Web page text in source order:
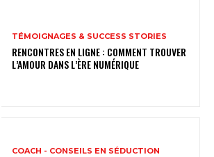
TÉMOIGNAGES & SUCCESS STORIES
RENCONTRES EN LIGNE : COMMENT TROUVER
L’AMOUR DANS L’ÈRE NUMÉRIQUE
COACH - CONSEILS EN SÉDUCTION